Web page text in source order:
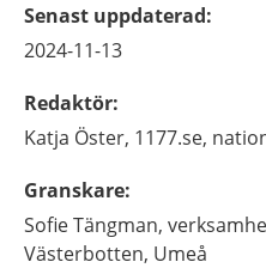
Senast uppdaterad:
2024-11-13
Redaktör:
Katja Öster, 1177.se,
Granskare:
SofieTängman,
Västerbotten, Umeå